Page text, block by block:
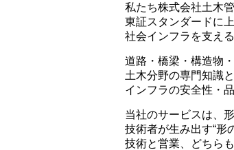
私たち株式会社土木
東証スタンダードに
社会インフラを支え
道路・橋梁・構造物
土木分野の専門知識
インフラの安全性・
当社のサービスは、
技術者が生み出す“形
技術と営業、どちら